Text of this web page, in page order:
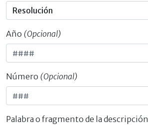
Año (Opcional)
Número (Opcional)
Palabra o fragmento de la descripción